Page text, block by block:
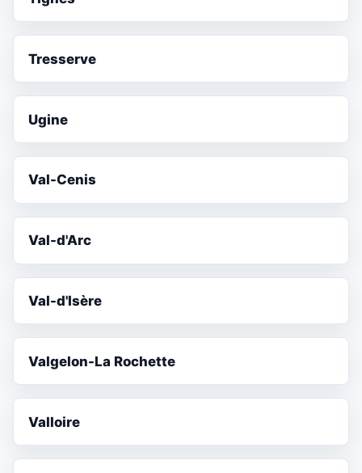
Tresserve
Ugine
Val-Cenis
Val-d'Arc
Val-d'Isère
Valgelon-La Rochette
Valloire